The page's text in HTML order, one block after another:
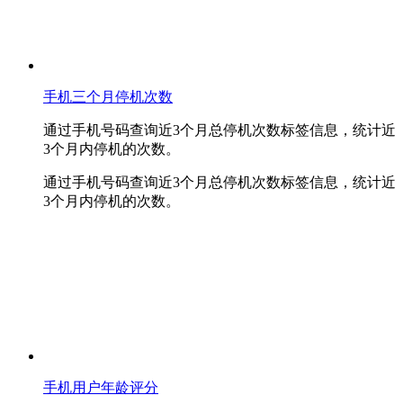
手机三个月停机次数
通过手机号码查询近3个月总停机次数标签信息，统计近
3个月内停机的次数。
通过手机号码查询近3个月总停机次数标签信息，统计近
3个月内停机的次数。
手机用户年龄评分